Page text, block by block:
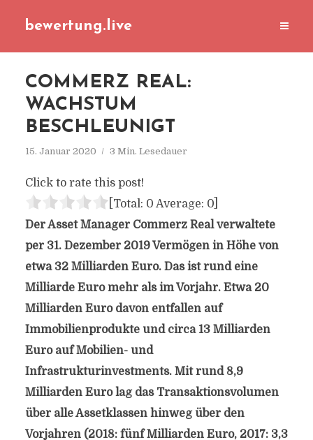
bewertung.live
COMMERZ REAL:
WACHSTUM
BESCHLEUNIGT
15. Januar 2020 3 Min. Lesedauer
Click to rate this post!
[Total: 0 Average: 0]
Der Asset Manager Commerz Real verwaltete
per 31. Dezember 2019 Vermögen in Höhe von
etwa 32 Milliarden Euro. Das ist rund eine
Milliarde Euro mehr als im Vorjahr. Etwa 20
Milliarden Euro davon entfallen auf
Immobilienprodukte und circa 13 Milliarden
Euro auf Mobilien- und
Infrastrukturinvestments. Mit rund 8,9
Milliarden Euro lag das Transaktionsvolumen
über alle Assetklassen hinweg über den
Vorjahren (2018: fünf Milliarden Euro, 2017: 3,3